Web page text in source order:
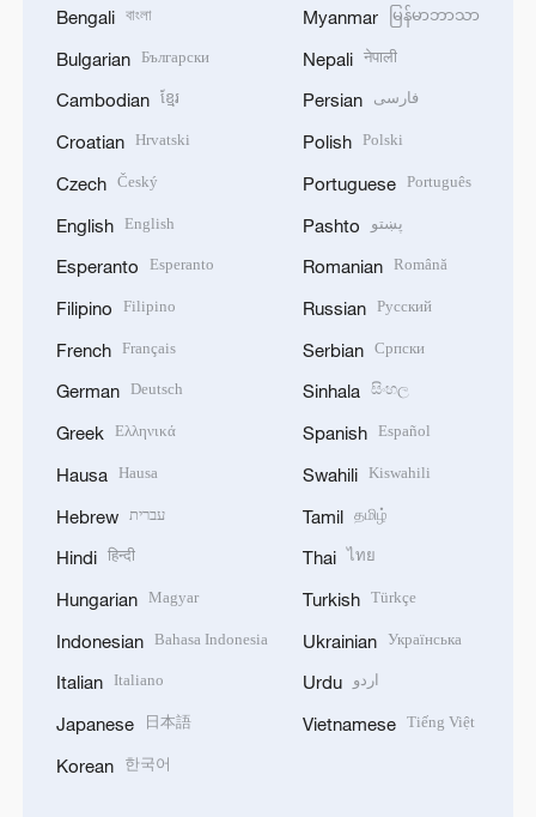
Bengali বাংলা
Bulgarian Български
Cambodian ខ្មែរ
Croatian Hrvatski
Czech Český
English English
Esperanto Esperanto
Filipino Filipino
French Français
German Deutsch
Greek Ελληνικά
Hausa Hausa
Hebrew עברית
Hindi हिन्दी
Hungarian Magyar
Indonesian Bahasa Indonesia
Italian Italiano
Japanese 日本語
Korean 한국어
Myanmar မြန်မာဘာသာ
Nepali नेपाली
Persian فارسی
Polish Polski
Portuguese Português
Pashto پښتو
Romanian Română
Russian Русский
Serbian Српски
Sinhala සිංහල
Spanish Español
Swahili Kiswahili
Tamil தமிழ்
Thai ไทย
Turkish Türkçe
Ukrainian Українська
Urdu اردو
Vietnamese Tiếng Việt